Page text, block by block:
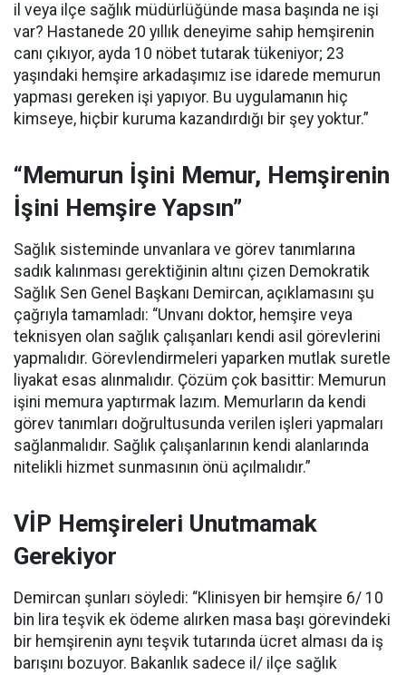
il veya ilçe sağlık müdürlüğünde masa başında ne işi
var? Hastanede 20 yıllık deneyime sahip hemşirenin
canı çıkıyor, ayda 10 nöbet tutarak tükeniyor; 23
yaşındaki hemşire arkadaşımız ise idarede memurun
yapması gereken işi yapıyor. Bu uygulamanın hiç
kimseye, hiçbir kuruma kazandırdığı bir şey yoktur.”
“Memurun İşini Memur, Hemşirenin
İşini Hemşire Yapsın”
Sağlık sisteminde unvanlara ve görev tanımlarına
sadık kalınması gerektiğinin altını çizen Demokratik
Sağlık Sen Genel Başkanı Demircan, açıklamasını şu
çağrıyla tamamladı: “Unvanı doktor, hemşire veya
teknisyen olan sağlık çalışanları kendi asil görevlerini
yapmalıdır. Görevlendirmeleri yaparken mutlak suretle
liyakat esas alınmalıdır. Çözüm çok basittir: Memurun
işini memura yaptırmak lazım. Memurların da kendi
görev tanımları doğrultusunda verilen işleri yapmaları
sağlanmalıdır. Sağlık çalışanlarının kendi alanlarında
nitelikli hizmet sunmasının önü açılmalıdır.”
VİP Hemşireleri Unutmamak
Gerekiyor
Demircan şunları söyledi: “Klinisyen bir hemşire 6/ 10
bin lira teşvik ek ödeme alırken masa başı görevindeki
bir hemşirenin aynı teşvik tutarında ücret alması da iş
barışını bozuyor. Bakanlık sadece il/ ilçe sağlık